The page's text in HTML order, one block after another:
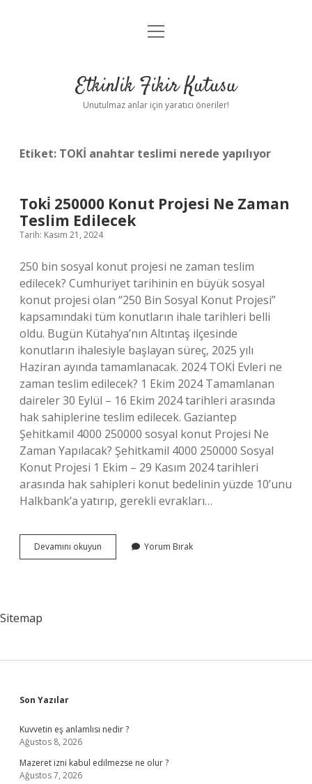
Anasayfa
Yasal Uyarı
menüyü
Etkinlik Fikir Kutusu
Unutulmaz anlar için yaratıcı öneriler!
Etiket: TOKİ anahtar teslimi nerede yapılıyor
Toki̇ 250000 Konut Projesi Ne Zaman
Teslim Edilecek
Tarih: Kasım 21, 2024
250 bin sosyal konut projesi ne zaman teslim
edilecek? Cumhuriyet tarihinin en büyük sosyal
konut projesi olan “250 Bin Sosyal Konut Projesi”
kapsamındaki tüm konutların ihale tarihleri ​​belli
oldu. Bugün Kütahya’nın Altıntaş ilçesinde
konutların ihalesiyle başlayan süreç, 2025 yılı
Haziran ayında tamamlanacak. 2024 TOKİ Evleri ne
zaman teslim edilecek? 1 Ekim 2024 Tamamlanan
daireler 30 Eylül – 16 Ekim 2024 tarihleri ​​arasında
hak sahiplerine teslim edilecek. Gaziantep
Şehitkamil 4000 250000 sosyal konut Projesi Ne
Zaman Yapılacak? Şehitkamil 4000 250000 Sosyal
Konut Projesi 1 Ekim – 29 Kasım 2024 tarihleri ​​
arasında hak sahipleri konut bedelinin yüzde 10’unu
Halkbank’a yatırıp, gerekli evrakları…
Devamını okuyun
250000
Yorum Bırak
Sitemap
Sidebar
Son Yazılar
Kuvvetin eş anlamlısı nedir ?
Ağustos 8, 2026
Mazeret izni kabul edilmezse ne olur ?
Ağustos 7, 2026